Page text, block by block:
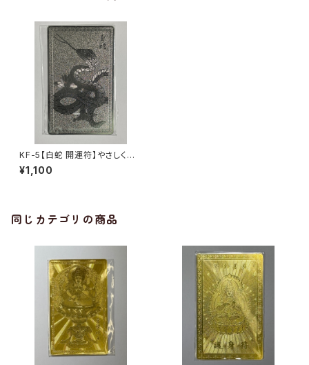
KF-5【白蛇 開運符】やさしく福
を招き、金運と再生を見守る“白
き守り神”｜うまさくセレクト1ヶ
¥1,100
同じカテゴリの商品